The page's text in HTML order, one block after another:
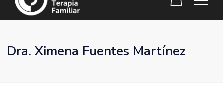
Dra. Ximena Fuentes Martínez